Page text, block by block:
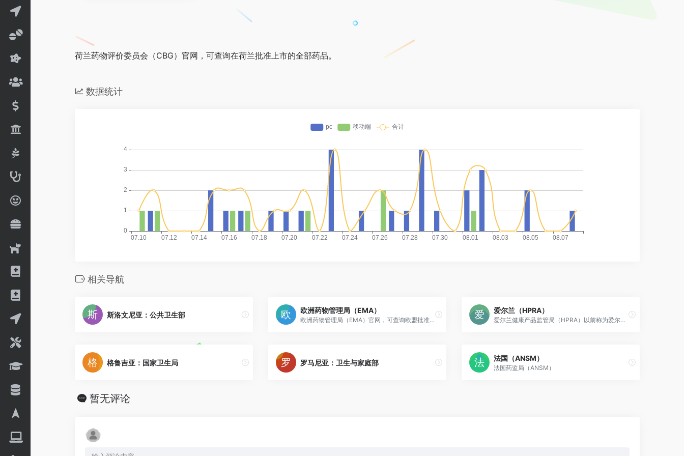
荷兰药物评价委员会（CBG）官网，可查询在荷兰批准上市的全部药品。
数据统计
相关导航
斯洛文尼亚：公共卫生部
欧洲药物管理局（EMA）
欧洲药物管理局（EMA）官网，可查询欧盟批准的全部药品。
爱尔兰（HPRA）
爱尔兰健康产品监管局（HPRA）以前称为爱尔兰医学委员会（IMB）
格鲁吉亚：国家卫生局 罗马尼亚：卫生与家庭部
法国（ANSM）
法国药监局（ANSM）
暂无评论